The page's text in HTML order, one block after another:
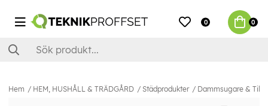
0 0
Hem HEM, HUSHÅLL & TRÄDGÅRD Städprodukter Dammsugare &